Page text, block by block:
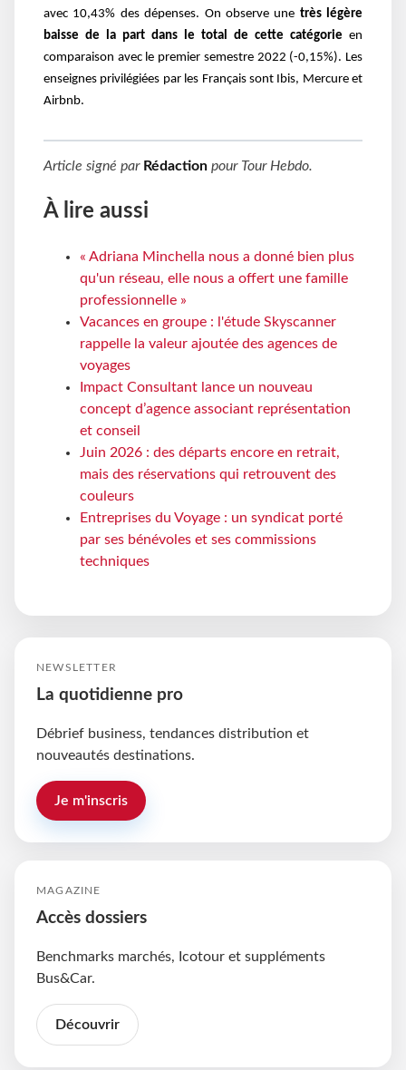
avec 10,43% des dépenses. On observe une très légère
baisse de la part dans le total de cette catégorie en
comparaison avec le premier semestre 2022 (-0,15%). Les
enseignes privilégiées par les Français sont Ibis, Mercure et
Airbnb.
Article signé par Rédaction pour Tour Hebdo.
À lire aussi
« Adriana Minchella nous a donné bien plus
qu'un réseau, elle nous a offert une famille
professionnelle »
Vacances en groupe : l'étude Skyscanner
rappelle la valeur ajoutée des agences de
voyages
Impact Consultant lance un nouveau
concept d’agence associant représentation
et conseil
Juin 2026 : des départs encore en retrait,
mais des réservations qui retrouvent des
couleurs
Entreprises du Voyage : un syndicat porté
par ses bénévoles et ses commissions
techniques
NEWSLETTER
La quotidienne pro
Débrief business, tendances distribution et
nouveautés destinations.
Je m'inscris
MAGAZINE
Accès dossiers
Benchmarks marchés, Icotour et suppléments
Bus&Car.
Découvrir